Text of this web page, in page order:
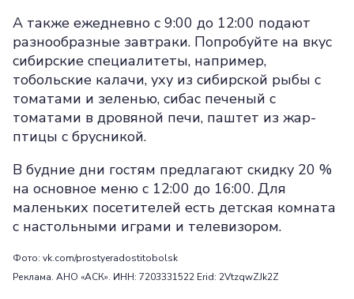
А также ежедневно с 9:00 до 12:00 подают
разнообразные завтраки. Попробуйте на вкус
сибирские специалитеты, например,
тобольские калачи, уху из сибирской рыбы с
томатами и зеленью, сибас печеный с
томатами в дровяной печи, паштет из жар-
птицы с брусникой.
В будние дни гостям предлагают скидку 20 %
на основное меню с 12:00 до 16:00. Для
маленьких посетителей есть детская комната
с настольными играми и телевизором.
Фото: vk.com/prostyeradostitobolsk
Реклама. АНО «АСК». ИНН: 7203331522 Erid: 2VtzqwZJk2Z